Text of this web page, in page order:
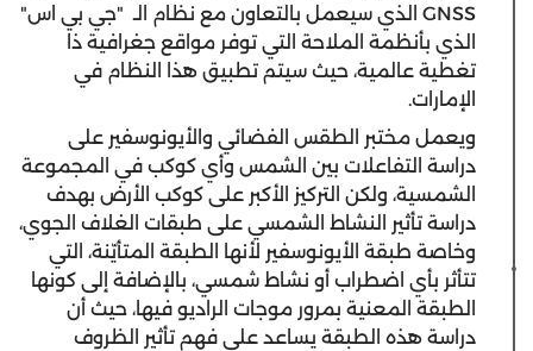
GNSS الذي سيعمل بالتعاون مع نظام الـ "جي بي اس"
الذي بأنظمة الملاحة التي توفر مواقع جغرافية ذا
تغطية عالمية، حيث سيتم تطبيق هذا النظام في
الإمارات.
ويعمل مختبر الطقس الفضائي والأيونوسفير على
دراسة التفاعلات بين الشمس وأي كوكب في المجموعة
الشمسية، ولكن التركيز الأكبر على كوكب الأرض بهدف
دراسة تأثير النشاط الشمسي على طبقات الغلاف الجوي،
وخاصة طبقة الأيونوسفير لأنها الطبقة المتأيّنة، التي
تتأثر بأي اضطراب أو نشاط شمسي، بالإضافة إلى كونها
الطبقة المعنية بمرور موجات الراديو فيها، حيث أن
دراسة هذه الطبقة يساعد على فهم تأثير الظروف